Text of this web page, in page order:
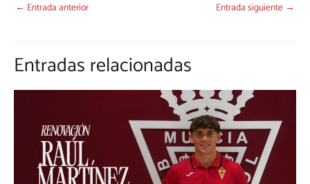
← Entrada anterior Entrada siguiente →
Entradas relacionadas